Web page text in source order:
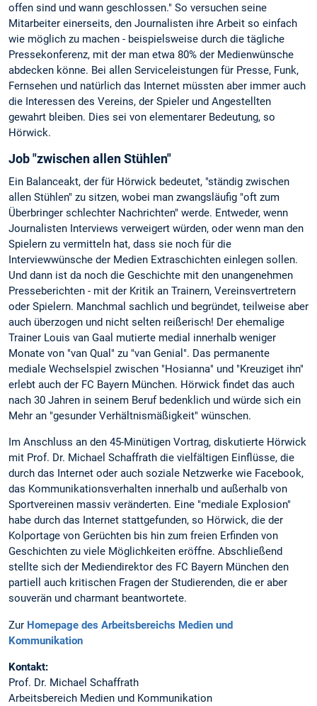
offen sind und wann geschlossen." So versuchen seine
Mitarbeiter einerseits, den Journalisten ihre Arbeit so einfach
wie möglich zu machen - beispielsweise durch die tägliche
Pressekonferenz, mit der man etwa 80% der Medienwünsche
abdecken könne. Bei allen Serviceleistungen für Presse, Funk,
Fernsehen und natürlich das Internet müssten aber immer auch
die Interessen des Vereins, der Spieler und Angestellten
gewahrt bleiben. Dies sei von elementarer Bedeutung, so
Hörwick.
Job "zwischen allen Stühlen"
Ein Balanceakt, der für Hörwick bedeutet, "ständig zwischen
allen Stühlen" zu sitzen, wobei man zwangsläufig "oft zum
Überbringer schlechter Nachrichten" werde. Entweder, wenn
Journalisten Interviews verweigert würden, oder wenn man den
Spielern zu vermitteln hat, dass sie noch für die
Interviewwünsche der Medien Extraschichten einlegen sollen.
Und dann ist da noch die Geschichte mit den unangenehmen
Presseberichten - mit der Kritik an Trainern, Vereinsvertretern
oder Spielern. Manchmal sachlich und begründet, teilweise aber
auch überzogen und nicht selten reißerisch! Der ehemalige
Trainer Louis van Gaal mutierte medial innerhalb weniger
Monate von "van Qual" zu "van Genial". Das permanente
mediale Wechselspiel zwischen "Hosianna" und "Kreuziget ihn"
erlebt auch der FC Bayern München. Hörwick findet das auch
nach 30 Jahren in seinem Beruf bedenklich und würde sich ein
Mehr an "gesunder Verhältnismäßigkeit" wünschen.
Im Anschluss an den 45-Minütigen Vortrag, diskutierte Hörwick
mit Prof. Dr. Michael Schaffrath die vielfältigen Einflüsse, die
durch das Internet oder auch soziale Netzwerke wie Facebook,
das Kommunikationsverhalten innerhalb und außerhalb von
Sportvereinen massiv veränderten. Eine "mediale Explosion"
habe durch das Internet stattgefunden, so Hörwick, die der
Kolportage von Gerüchten bis hin zum freien Erfinden von
Geschichten zu viele Möglichkeiten eröffne. Abschließend
stellte sich der Mediendirektor des FC Bayern München den
partiell auch kritischen Fragen der Studierenden, die er aber
souverän und charmant beantwortete.
Zur Homepage des Arbeitsbereichs Medien und
Kommunikation
Kontakt:
Prof. Dr. Michael Schaffrath
Arbeitsbereich Medien und Kommunikation